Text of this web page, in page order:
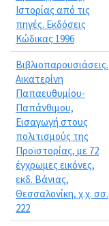
Ιστορίας από τις
πηγές. Εκδόσεις
Κώδικας 1996
Βιβλιοπαρουσιάσεις.
Αικατερίνη
Παπαευθυμίου-
Παπάνθιμου,
Εισαγωγή στους
πολιτισμούς της
Προϊστορίας, με 72
έγχρωμες εικόνες,
εκδ. Βάνιας,
Θεσσαλονίκη, χ.χ. σσ.
222